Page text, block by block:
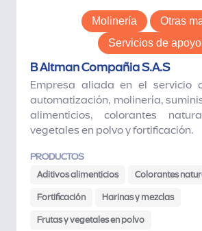
Molinería
Otras
Servicios de
B Altman Compañia S.A.S
Empresa aliada en el servicio
automatización, molinería,
alimenticios, colorantes
vegetales en polvo y fortificación.
PRODUCTOS
Aditivos alimenticios Colorantes
Fortificación Harinas y mezclas
Frutas y vegetales en polvo